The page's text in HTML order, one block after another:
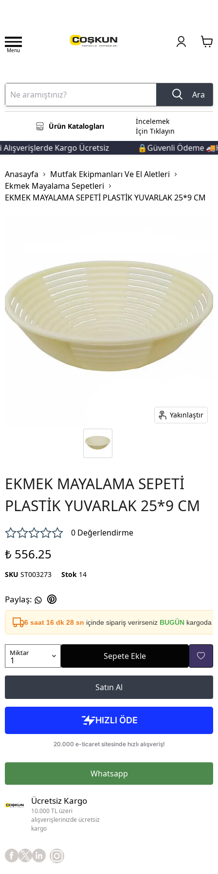
Menu
Ara
Ürün Katalogları
İncelemek
İçin Tıklayın
Kargo Ücretsiz 🔒Güvenli Ödeme
Anasayfa
Mutfak Ekipmanları Ve El Aletleri
Ekmek Mayalama Sepetleri
EKMEK MAYALAMA SEPETİ PLASTİK YUVARLAK 25*9 CM
Yakınlaştır
EKMEK MAYALAMA SEPETİ
PLASTİK YUVARLAK 25*9 CM
0 Değerlendirme
₺ 556.25
SKU ST003273 Stok 14
Paylaş:
6 saat 16 dk 27 sn içinde sipariş verirseniz BUGÜN kargoda
Miktar Sepete Ekle
Satın Al
Whatsapp
Ücretsiz Kargo
10.000 TL üzeri
alışverişlerinizde ücretsiz
kargo